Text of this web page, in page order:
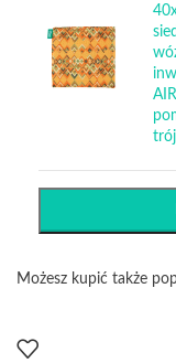
Możesz kupić także